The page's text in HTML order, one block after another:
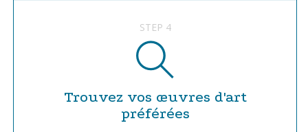
STEP 4
Trouvez vos œuvres d'art
préférées